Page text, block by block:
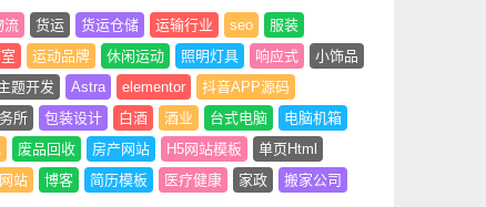
流 货运 货运仓储 运输行业 seo
服装
运动品牌 休闲运动 照明灯具 响应式
小饰品
题开发 Astra elementor
抖音APP源码
所 包装设计 白酒 酒业 台式电脑
电脑机箱
废品回收 房产网站 H5网站模板
单页Html
站 博客 简历模板 医疗健康 家政
搬家公司